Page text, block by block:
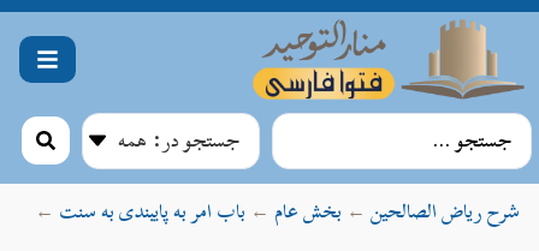
شرح ریاض الصالحین ← بخش عام ← باب امر به پایبندی به سنت ←